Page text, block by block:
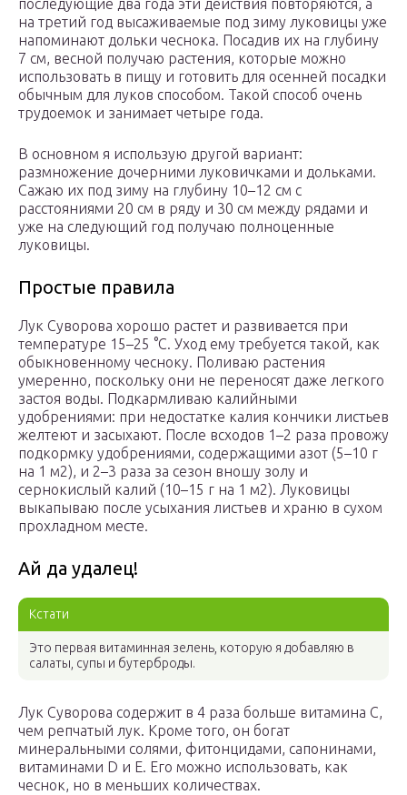
последующие два года эти действия повторяются, а
на третий год высаживаемые под зиму луковицы уже
напоминают дольки чеснока. Посадив их на глубину
7 см, весной получаю растения, которые можно
использовать в пищу и готовить для осенней посадки
обычным для луков способом. Такой способ очень
трудоемок и занимает четыре года.
В основном я использую другой вариант:
размножение дочерними луковичками и дольками.
Сажаю их под зиму на глубину 10–12 см с
расстояниями 20 см в ряду и 30 см между рядами и
уже на следующий год получаю полноценные
луковицы.
Простые правила
Лук Суворова хорошо растет и развивается при
температуре 15–25 °С. Уход ему требуется такой, как
обыкновенному чесноку. Поливаю растения
умеренно, поскольку они не переносят даже легкого
застоя воды. Подкармливаю калийными
удобрениями: при недостатке калия кончики листьев
желтеют и засыхают. После всходов 1–2 раза провожу
подкормку удобрениями, содержащими азот (5–10 г
на 1 м2), и 2–3 раза за сезон вношу золу и
сернокислый калий (10–15 г на 1 м2). Луковицы
выкапываю после усыхания листьев и храню в сухом
прохладном месте.
Ай да удалец!
Кстати
Это первая витаминная зелень, которую я добавляю в
салаты, супы и бутерброды.
Лук Суворова содержит в 4 раза больше витамина С,
чем репчатый лук. Кроме того, он богат
минеральными солями, фитонцидами, сапонинами,
витаминами D и E. Его можно использовать, как
чеснок, но в меньших количествах.